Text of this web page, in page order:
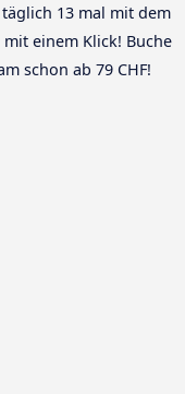
13 mal mit dem
einem Klick! Buche
schon ab 79 CHF!